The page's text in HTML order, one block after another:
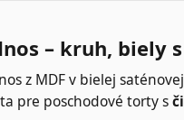
– kruh, biely
z MDF v bielej
pre poschodové torty s